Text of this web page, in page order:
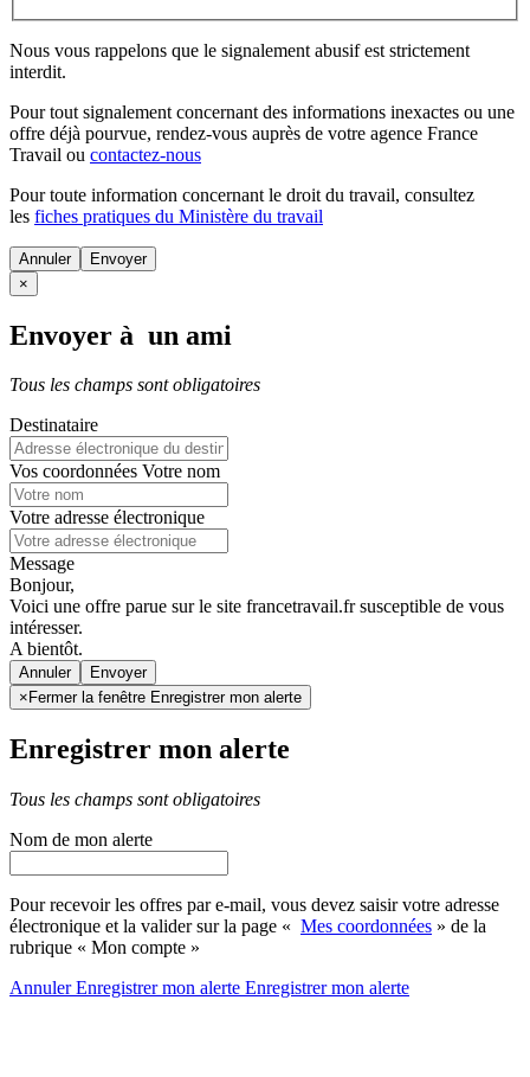
Nous vous rappelons que le signalement abusif est strictement
interdit.
Pour tout signalement concernant des informations inexactes ou une
offre déjà pourvue, rendez-vous auprès de votre agence France
Travail ou contactez-nous
Pour toute information concernant le droit du travail, consultez
les fiches pratiques du Ministère du travail
Annuler
×
Envoyer à un ami
Tous les champs sont obligatoires
Destinataire
Vos coordonnées Votre nom
Votre adresse électronique
Message
Bonjour,
Voici une offre parue sur le site francetravail.fr susceptible de vous
intéresser.
A bientôt.
Annuler
× Fermer la fenêtre Enregistrer mon alerte
Enregistrer mon alerte
Tous les champs sont obligatoires
Nom de mon alerte
Pour recevoir les offres par e-mail, vous devez saisir votre adresse
électronique et la valider sur la page « Mes coordonnées » de la
rubrique « Mon compte »
AnnulerEnregistrer mon alerte Enregistrermon alerte